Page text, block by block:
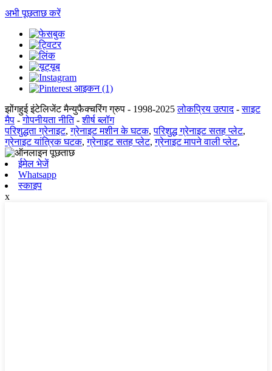
अभी पूछताछ करें
झोंगहुई इंटेलिजेंट मैन्युफैक्चरिंग ग्रुप - 1998-2025 लोकप्रिय उत्पाद-साइट
मैप -गोपनीयता नीति-शीर्ष ब्लॉग
परिशुद्धता ग्रेनाइट,ग्रेनाइट मशीन के घटक,परिशुद्ध ग्रेनाइट सतह प्लेट,
ग्रेनाइट यांत्रिक घटक,ग्रेनाइट सतह प्लेट,ग्रेनाइट मापने वाली प्लेट,
ईमेल भेजें
Whatsapp
स्काइप
x